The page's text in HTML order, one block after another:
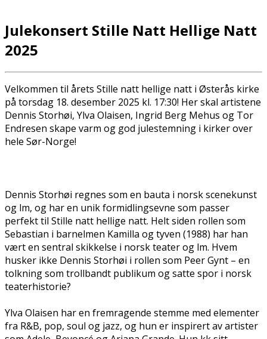
Julekonsert Stille Natt Hellige Natt
2025
Velkommen til årets Stille natt hellige natt i Østerås kirke
på torsdag 18. desember 2025 kl. 17:30! Her skal artistene
Dennis Storhøi, Ylva Olaisen, Ingrid Berg Mehus og Tor
Endresen skape varm og god julestemning i kirker over
hele Sør-Norge!
Dennis Storhøi regnes som en bauta i norsk scenekunst
og film, og har en unik formidlingsevne som passer
perfekt til Stille natt hellige natt. Helt siden rollen som
Sebastian i barnefilmen Kamilla og tyven (1988) har han
vært en sentral skikkelse i norsk teater og film. Hvem
husker ikke Dennis Storhøi i rollen som Peer Gynt – en
tolkning som trollbandt publikum og satte spor i norsk
teaterhistorie?
Ylva Olaisen har en fremragende stemme med elementer
fra R&B, pop, soul og jazz, og hun er inspirert av artister